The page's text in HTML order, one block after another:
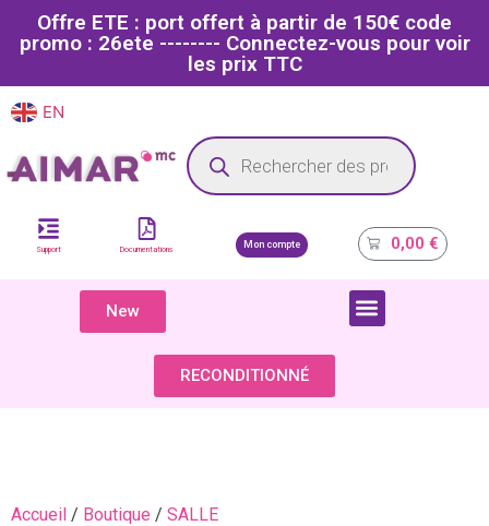
Offre ETE : port offert à partir de 150€ code
promo : 26ete -------- Connectez-vous pour voir
les prix TTC
EN
Site dédié aux professionnels de la santé
Support Documentations
Mon compte 0,00€
New
RECONDITIONNÉ
Accueil / Boutique / SALLE